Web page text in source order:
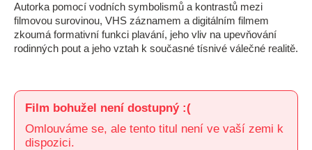
Autorka pomocí vodních symbolismů a kontrastů mezi
filmovou surovinou, VHS záznamem a digitálním filmem
zkoumá formativní funkci plavání, jeho vliv na upevňování
rodinných pout a jeho vztah k současné tísnivé válečné realitě.
Film bohužel není dostupný :(
Omlouváme se, ale tento titul není ve vaší zemi k
dispozici.